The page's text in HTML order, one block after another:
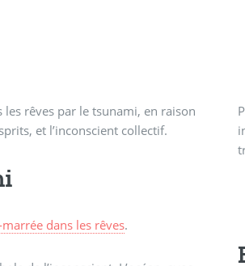
rêves par le tsunami, en raison
et l’inconscient collectif.
marrée dans les rêves.